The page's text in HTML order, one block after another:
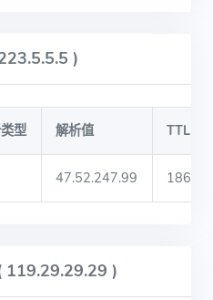
)
型 解析值 TTL
47.52.247.99 186
119.29.29.29 )